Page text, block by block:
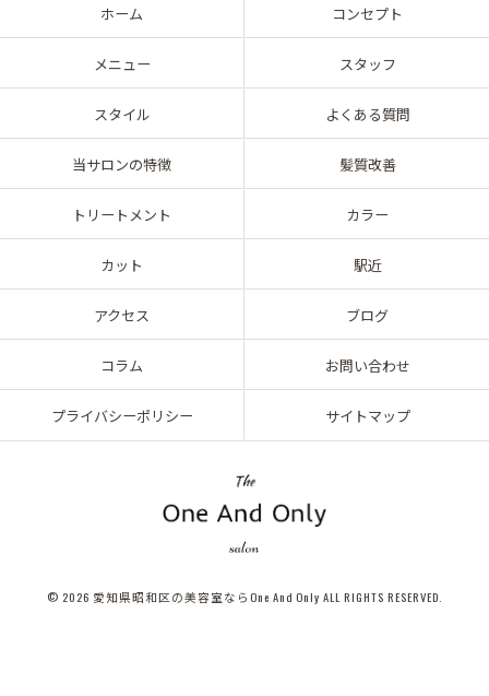
ホーム コンセプト
メニュー スタッフ
スタイル よくある質問
当サロンの特徴 髪質改善
トリートメント カラー
カット 駅近
アクセス ブログ
コラム お問い合わせ
プライバシーポリシー サイトマップ
© 2026 愛知県昭和区の美容室ならOne And Only ALL RIGHTS RESERVED.